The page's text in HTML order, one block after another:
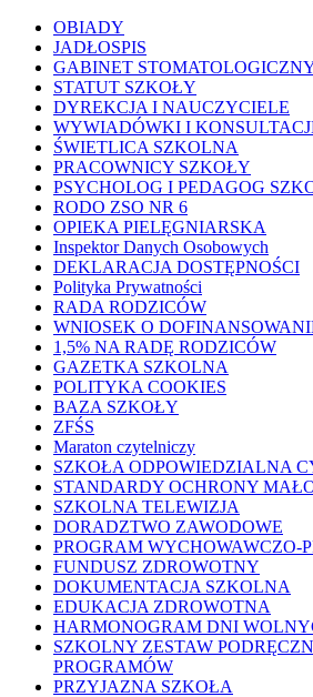
OBIADY
JADŁOSPIS
GABINET
STATUT SZKOŁY
DYREKCJA I NAUCZYCIELE
WYWIADÓWKI I
ŚWIETLICA SZKOLNA
PRACOWNICY SZKOŁY
PSYCHOLOG I PEDAGOG
RODO ZSO NR 6
OPIEKA PIELĘGNIARSKA
Inspektor Danych Osobowych
DEKLARACJA DOSTĘPNOŚCI
Polityka Prywatności
RADA RODZICÓW
WNIOSEK O
1,5% NA RADĘ RODZICÓW
GAZETKA SZKOLNA
POLITYKA COOKIES
BAZA SZKOŁY
ZFŚS
Maraton czytelniczy
SZKOŁA ODPOWIEDZIALNA
STANDARDY OCHRONY
SZKOLNA TELEWIZJA
DORADZTWO ZAWODOWE
PROGRAM WYCHOWAWCZO-
FUNDUSZ ZDROWOTNY
DOKUMENTACJA SZKOLNA
EDUKACJA ZDROWOTNA
HARMONOGRAM DNI
SZKOLNY ZESTAW
PROGRAMÓW
PRZYJAZNA SZKOŁA